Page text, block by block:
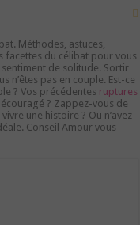
Méthodes, astuces,
facettes du célibat pour vous
de solitude. Sortir
n’êtes pas en couple. Est-ce
? Vos précédentes ruptures
? Zappez-vous de
une histoire ? Ou n’avez-
Conseil Amour vous